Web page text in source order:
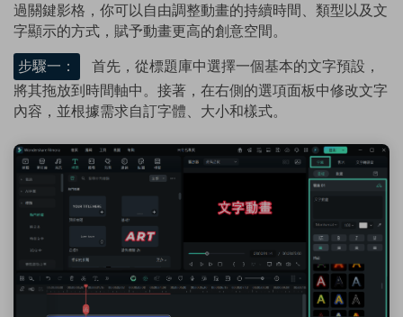
過關鍵影格，你可以自由調整動畫的持續時間、類型以及文
字顯示的方式，賦予動畫更高的創意空間。
步驟一：
首先，從標題庫中選擇一個基本的文字預設，
將其拖放到時間軸中。接著，在右側的選項面板中修改文字
內容，並根據需求自訂字體、大小和樣式。